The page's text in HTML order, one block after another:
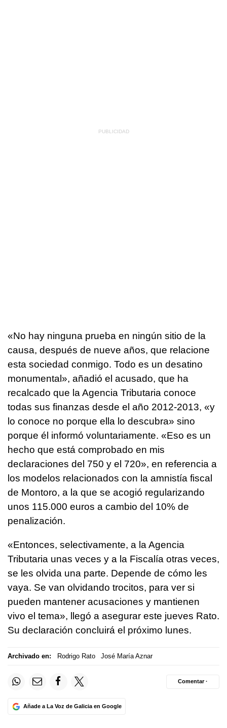
«No hay ninguna prueba en ningún sitio de la
causa, después de nueve años, que relacione
esta sociedad conmigo. Todo es un desatino
monumental», añadió el acusado, que ha
recalcado que la Agencia Tributaria conoce
todas sus finanzas desde el año 2012-2013, «y
lo conoce no porque ella lo descubra» sino
porque él informó voluntariamente. «Eso es un
hecho que está comprobado en mis
declaraciones del 750 y el 720», en referencia a
los modelos relacionados con la amnistía fiscal
de Montoro, a la que se acogió regularizando
unos 115.000 euros a cambio del 10% de
penalización.
«Entonces, selectivamente, a la Agencia
Tributaria unas veces y a la Fiscalía otras veces,
se les olvida una parte. Depende de cómo les
vaya. Se van olvidando trocitos, para ver si
pueden mantener acusaciones y mantienen
vivo el tema», llegó a asegurar este jueves Rato.
Su declaración concluirá el próximo lunes.
Archivado en: Rodrigo Rato José María Aznar
Añade a La Voz de Galicia en Google
Comentar ·